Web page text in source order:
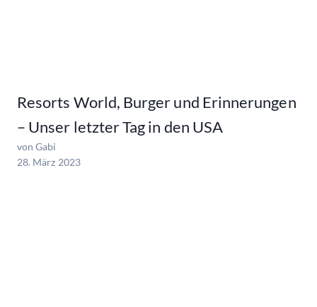
Resorts World, Burger und Erinnerungen
– Unser letzter Tag in den USA
von Gabi
28. März 2023